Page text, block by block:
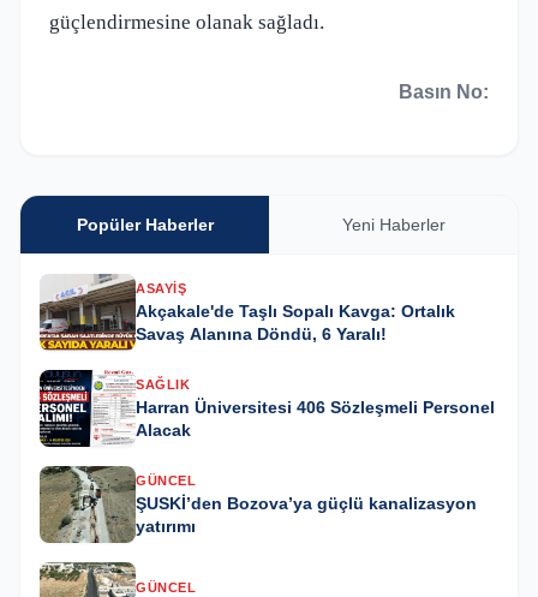
güçlendirmesine olanak sağladı.
Basın No:
Popüler Haberler Yeni Haberler
ASAYIŞ
Akçakale'de Taşlı Sopalı Kavga: Ortalık
Savaş Alanına Döndü, 6 Yaralı!
SAĞLIK
Harran Üniversitesi 406 Sözleşmeli Personel
Alacak
GÜNCEL
ŞUSKİ’den Bozova’ya güçlü kanalizasyon
yatırımı
GÜNCEL